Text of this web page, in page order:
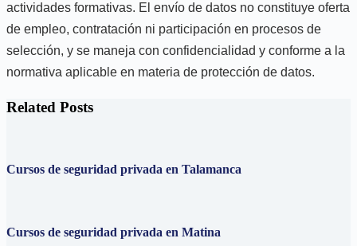
actividades formativas. El envío de datos no constituye oferta
de empleo, contratación ni participación en procesos de
selección, y se maneja con confidencialidad y conforme a la
normativa aplicable en materia de protección de datos.
Related Posts
Cursos de seguridad privada en Talamanca
Cursos de seguridad privada en Matina